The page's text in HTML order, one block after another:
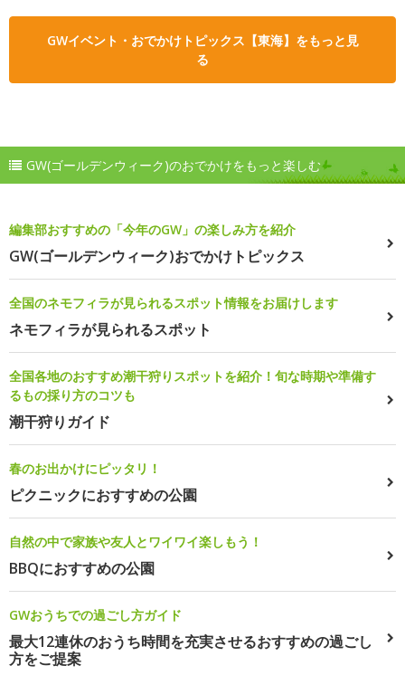
GWイベント・おでかけトピックス【東海】をもっと見
る
GW(ゴールデンウィーク)のおでかけをもっと楽しむ
編集部おすすめの「今年のGW」の楽しみ方を紹介
GW(ゴールデンウィーク)おでかけトピックス
全国のネモフィラが見られるスポット情報をお届けします
ネモフィラが見られるスポット
全国各地のおすすめ潮干狩りスポットを紹介！旬な時期や準備す
るもの採り方のコツも
潮干狩りガイド
春のお出かけにピッタリ！
ピクニックにおすすめの公園
自然の中で家族や友人とワイワイ楽しもう！
BBQにおすすめの公園
GWおうちでの過ごし方ガイド
最大12連休のおうち時間を充実させるおすすめの過ごし
方をご提案